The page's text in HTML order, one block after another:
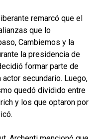
remarcó que el
que lo
Cambiemos y la
la presidencia de
formar parte de
secundario. Luego,
quedó dividido entre
y los que optaron por